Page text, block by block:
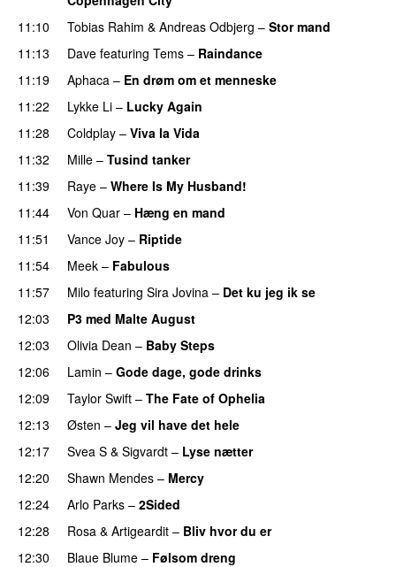
11:10
Tobias Rahim & Andreas Odbjerg – Stor mand
11:13
Dave featuring Tems – Raindance
11:19
Aphaca – En drøm om et menneske
11:22 Lykke Li – Lucky Again
11:28 Coldplay – Viva la Vida
11:32
Mille – Tusind tanker
11:39
Raye – Where Is My Husband!
11:44 Von Quar – Hæng en mand
11:51
Vance Joy – Riptide
11:54
Meek – Fabulous
11:57 Milo featuring Sira Jovina – Det ku jeg ik se
12:03
P3 med Malte August
12:03
Olivia Dean – Baby Steps
12:06
Lamin – Gode dage, gode drinks
12:09
Taylor Swift – The Fate of Ophelia
12:13
Østen – Jeg vil have det hele
12:17
Svea S & Sigvardt – Lyse nætter
12:20
Shawn Mendes – Mercy
12:24
Arlo Parks – 2Sided
12:28 Rosa & Artigeardit – Bliv hvor du er
12:30 Blaue Blume – Følsom dreng